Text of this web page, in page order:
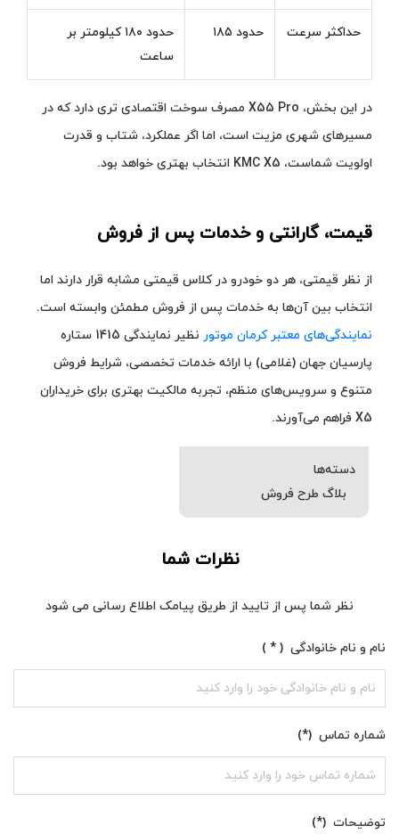
حداکثر سرعت حدود ۱۸۵
حدود ۱۸۰ کیلومتر بر
ساعت
در این بخش، X55 Pro مصرف سوخت اقتصادی‌ تری دارد که در
مسیرهای شهری مزیت است، اما اگر عملکرد، شتاب و قدرت
اولویت شماست، KMC X5 انتخاب بهتری خواهد بود.
قیمت، گارانتی و خدمات پس از فروش
از نظر قیمتی، هر دو خودرو در کلاس قیمتی مشابه قرار دارند اما
انتخاب بین آن‌ها به خدمات پس از فروش مطمئن وابسته است.
نمایندگی‌های معتبر کرمان موتور
نظیر نمایندگی 1415 ستاره
پارسیان جهان (غلامی) با ارائه خدمات تخصصی، شرایط فروش
متنوع و سرویس‌های منظم، تجربه مالکیت بهتری برای خریداران
X5 فراهم می‌آورند.
دسته‌ها
بلاگ طرح فروش
نظرات شما
نظر شما پس از تایید از طریق پیامک اطلاع رسانی می شود
نام و نام خانوادگی ( * )
شماره تماس (*)
توضیحات (*)